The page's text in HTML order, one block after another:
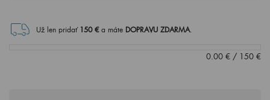
Už len pridať 150€ a máte DOPRAVU ZDARMA.
0.00 € / 150 €